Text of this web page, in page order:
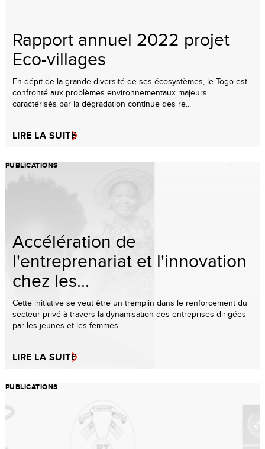
Rapport annuel 2022 projet
Eco-villages
En dépit de la grande diversité de ses écosystèmes, le Togo est
confronté aux problèmes environnementaux majeurs
caractérisés par la dégradation continue des re...
LIRE LA SUITE
PUBLICATIONS
Accélération de
l'entreprenariat et l'innovation
chez les...
Cette initiative se veut être un tremplin dans le renforcement du
secteur privé à travers la dynamisation des entreprises dirigées
par les jeunes et les femmes....
LIRE LA SUITE
PUBLICATIONS